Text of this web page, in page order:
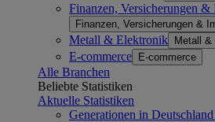
Finanzen, Versicherungen &
Finanzen, Versicherungen &
Metall & Elektronik Metall &
E-commerce E-commerce
Alle Branchen
Beliebte Statistiken
Aktuelle Statistiken
Generationen in